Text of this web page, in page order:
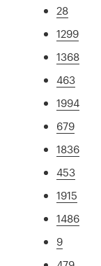
28
1299
1368
463
1994
679
1836
453
1915
1486
9